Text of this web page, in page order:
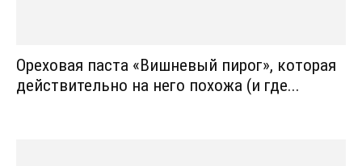
Ореховая паста «Вишневый пирог», которая
действительно на него похожа (и где...